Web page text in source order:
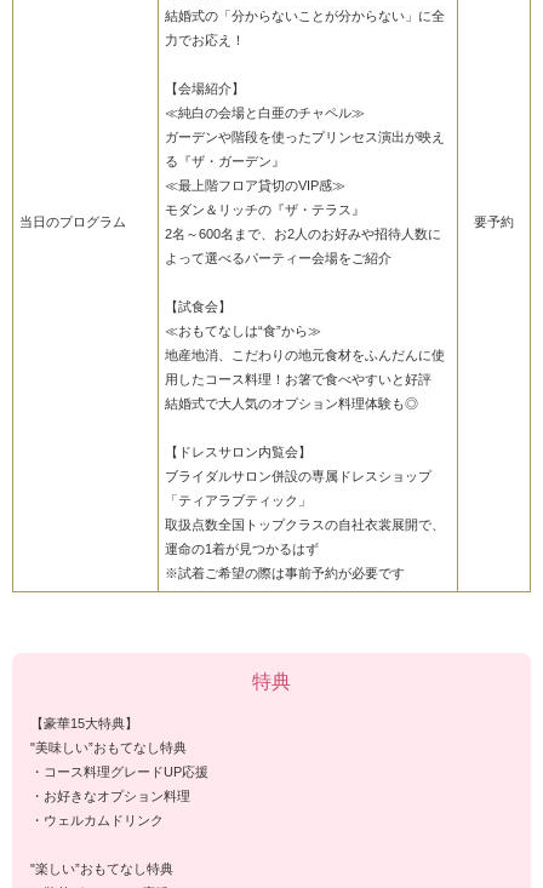
当日のプログラム
結婚式の「分からないことが分からない」に全
力でお応え！
【会場紹介】
≪純白の会場と白亜のチャペル≫
ガーデンや階段を使ったプリンセス演出が映え
る『ザ・ガーデン』
≪最上階フロア貸切のVIP感≫
モダン＆リッチの『ザ・テラス』
2名～600名まで、お2人のお好みや招待人数に
よって選べるパーティー会場をご紹介
【試食会】
≪おもてなしは“食”から≫
地産地消、こだわりの地元食材をふんだんに使
用したコース料理！お箸で食べやすいと好評
結婚式で大人気のオプション料理体験も◎
【ドレスサロン内覧会】
ブライダルサロン併設の専属ドレスショップ
「ティアラブティック」
取扱点数全国トップクラスの自社衣裳展開で、
運命の1着が見つかるはず
※試着ご希望の際は事前予約が必要です
要予約
特典
【豪華15大特典】
"美味しい”おもてなし特典
・コース料理グレードUP応援
・お好きなオプション料理
・ウェルカムドリンク
"楽しい”おもてなし特典